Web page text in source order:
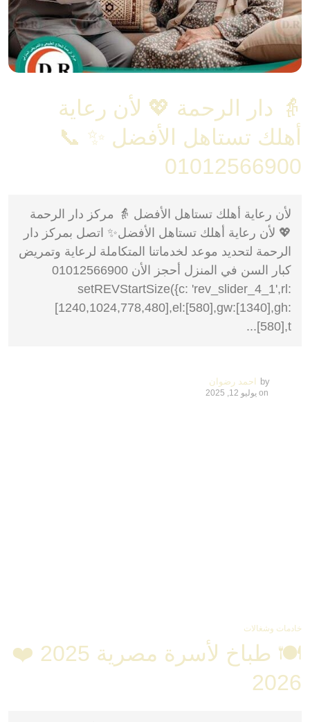
👵 دار الرحمة 💖 لأن رعاية
أهلك تستاهل الأفضل ✨ 📞
01012566900
لأن رعاية أهلك تستاهل الأفضل 👵 مركز دار الرحمة
💖 لأن رعاية أهلك تستاهل الأفضل✨ اتصل بمركز دار
الرحمة لتحديد موعد لخدماتنا المتكاملة لرعاية وتمريض
كبار السن في المنزل أحجز الأن 01012566900
setREVStartSize({c: 'rev_slider_4_1',rl:
[1240,1024,778,480],el:[580],gw:[1340],gh:
[580],t...
by احمد رضوان
on يوليو 12, 2025
خادمات وشغالات
🍽️ طباخ لأسرة مصرية 2025 ❤️
2026